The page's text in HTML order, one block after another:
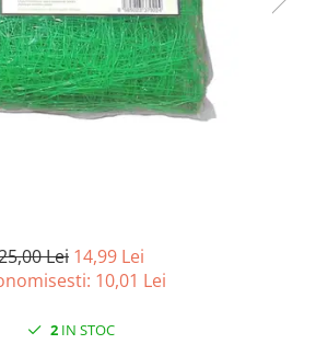
gresie si
Lei 14,99 Lei
10,01 Lei
2 IN STOC